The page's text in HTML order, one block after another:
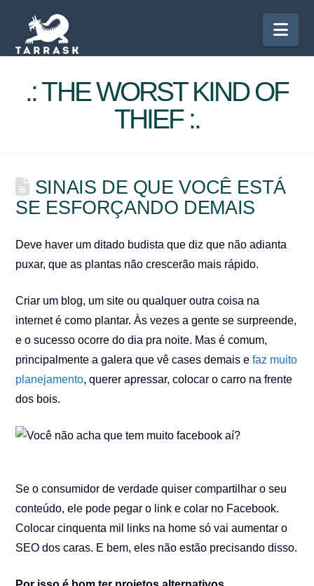
.: THE WORST KIND OF
THIEF :.
SINAIS DE QUE VOCÊ ESTÁ
SE ESFORÇANDO DEMAIS
Deve haver um ditado budista que diz que não adianta
puxar, que as plantas não crescerão mais rápido.
Criar um blog, um site ou qualquer outra coisa na
internet é como plantar. Às vezes a gente se surpreende,
e o sucesso ocorre do dia pra noite. Mas é comum,
principalmente a galera que vê cases demais e faz muito
planejamento, querer apressar, colocar o carro na frente
dos bois.
Se o consumidor de verdade quiser compartilhar o seu
conteúdo, ele pode pegar o link e colar no Facebook.
Colocar cinquenta mil links na home só vai aumentar o
SEO dos caras. E bem, eles não estão precisando disso.